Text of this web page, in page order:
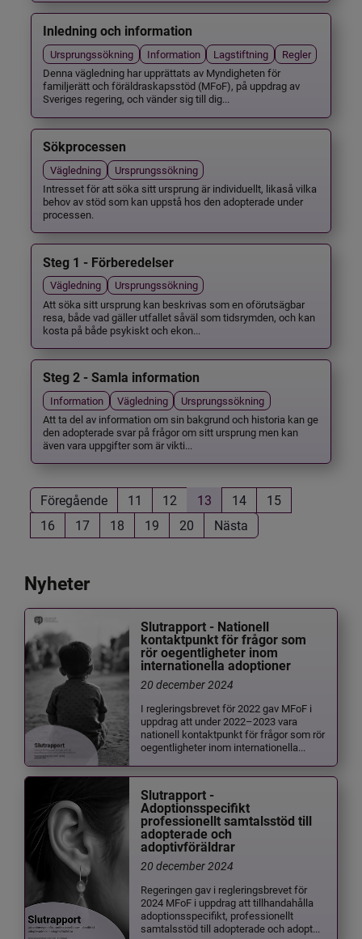
Inledning och information
Ursprungssökning Information Lagstiftning
Regler
Denna vägledning har upprättats av Myndigheten för
familjerätt och föräldraskapsstöd (MFoF), på uppdrag av
Sveriges regering, och vänder sig till dig...
Sökprocessen
Vägledning
Ursprungssökning
Intresset för att söka sitt ursprung är individuellt, likaså vilka
behov av stöd som kan uppstå hos den adopterade under
processen.
Steg 1 - Förberedelser
Vägledning
Ursprungssökning
Att söka sitt ursprung kan beskrivas som en oförutsägbar
resa, både vad gäller utfallet såväl som tidsrymden, och kan
kosta på både psykiskt och ekon...
Steg 2 - Samla information
Information Vägledning
Ursprungssökning
Att ta del av information om sin bakgrund och historia kan ge
den adopterade svar på frågor om sitt ursprung men kan
även vara uppgifter som är vikti...
Föregående 11 12 13 14
15
16
17 18 19 20 Nästa
Nyheter
Slutrapport - Nationell
kontaktpunkt för frågor som
rör oegentligheter inom
internationella adoptioner
20 december 2024
I regleringsbrevet för 2022 gav MFoF i
uppdrag att under 2022–2023 vara
nationell kontaktpunkt för frågor som rör
oegentligheter inom internationella...
Slutrapport -
Adoptionsspecifikt
professionellt samtalsstöd till
adopterade och
adoptivföräldrar
20 december 2024
Regeringen gav i regleringsbrevet för
2024 MFoF i uppdrag att tillhandahålla
adoptionsspecifikt, professionellt
samtalsstöd till adopterade och adopt...